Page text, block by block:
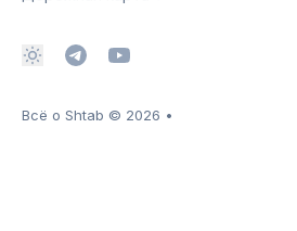
Всё о Shtab © 2026 •